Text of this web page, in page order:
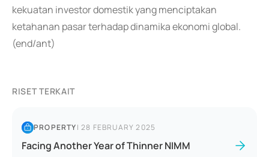
kekuatan investor domestik yang menciptakan
ketahanan pasar terhadap dinamika ekonomi global.
(end/ant)
RISET TERKAIT
PROPERTY|28 FEBRUARY 2025
Facing Another Year of Thinner NIMM